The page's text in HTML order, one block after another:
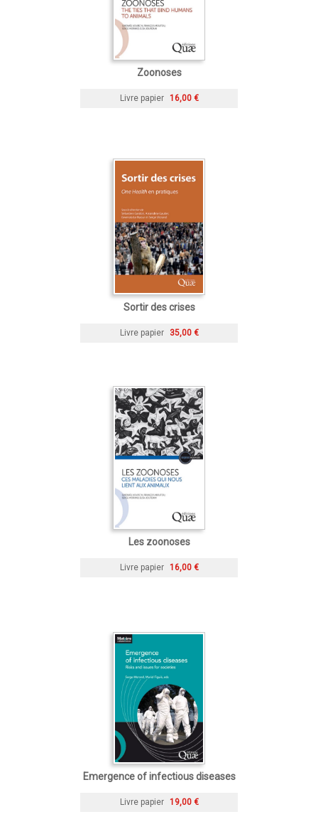
Zoonoses
Livre papier 16,00 €
Sortir des crises
Livre papier 35,00 €
Les zoonoses
Livre papier 16,00 €
Emergence of infectious diseases
Livre papier 19,00 €